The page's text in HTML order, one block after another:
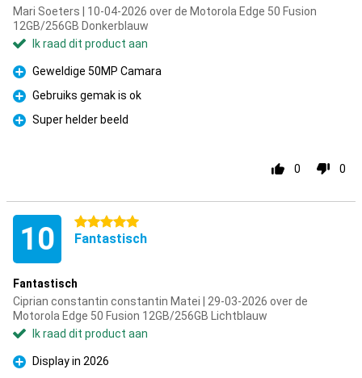
Mari Soeters | 10-04-2026 over de Motorola Edge 50 Fusion
12GB/256GB Donkerblauw
Ik raad dit product aan
Pluspunt
Geweldige 50MP Camara
Pluspunt
Gebruiks gemak is ok
Pluspunt
Super helder beeld
0 0
10 5 sterren
Fantastisch
Fantastisch
Ciprian constantin constantin Matei | 29-03-2026 over de
Motorola Edge 50 Fusion 12GB/256GB Lichtblauw
Ik raad dit product aan
Pluspunt
Display in 2026